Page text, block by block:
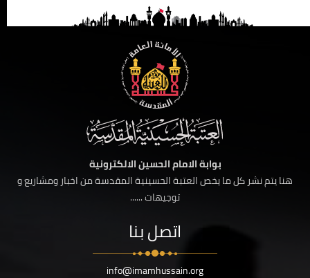
بوابة الامام الحسين الالكترونية
هنا يتم نشر كل ما يخص العتبة الحسينية المقدسة من اخبار ومشاريع و
توجيهات ......
اتصل بنا
info@imamhussain.org